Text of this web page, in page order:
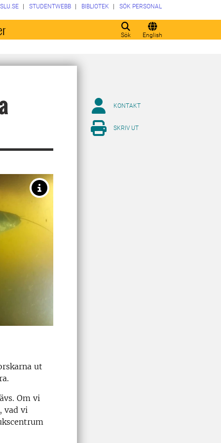
Sök English
SLU.SE STUDENTWEBB BIBLIOTEK SÖK PERSONAL
ut
Om vi
vad vi
KONTAKT
SKRIV UT